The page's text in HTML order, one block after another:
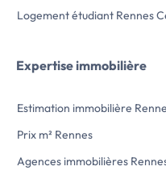
Logement étudiant Rennes
Expertise immobilière
Estimation immobilière
Prix m² Rennes
Agences immobilières